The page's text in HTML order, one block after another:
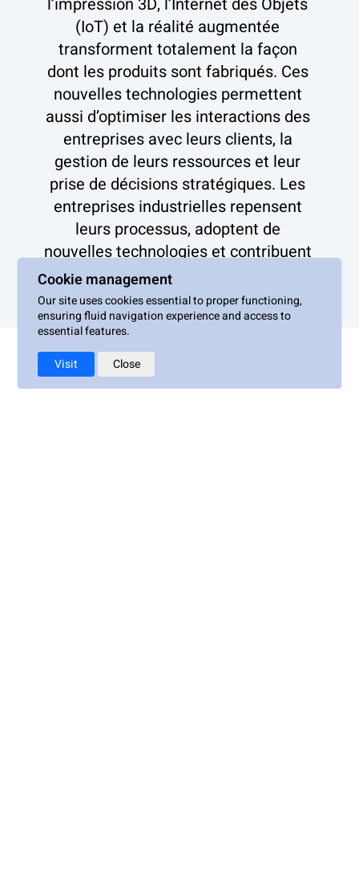
(IoT) et la réalité augmentée
transforment totalement la façon
dont les produits sont fabriqués. Ces
nouvelles technologies permettent
aussi d’optimiser les interactions des
entreprises avec leurs clients, la
gestion de leurs ressources et leur
prise de décisions stratégiques. Les
entreprises industrielles repensent
leurs processus, adoptent de
nouvelles technologies et contribuent
à façonner un avenir où l’industrie est
synonyme de progrès continu.
Cookie management
Our site uses cookies essential to proper functioning,
ensuring fluid navigation experience and access to
essential features.
Visit
Close